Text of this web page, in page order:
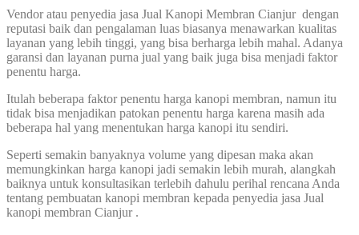
Vendor atau penyedia jasa Jual Kanopi Membran Cianjur dengan
reputasi baik dan pengalaman luas biasanya menawarkan kualitas
layanan yang lebih tinggi, yang bisa berharga lebih mahal. Adanya
garansi dan layanan purna jual yang baik juga bisa menjadi faktor
penentu harga.
Itulah beberapa faktor penentu harga kanopi membran, namun itu
tidak bisa menjadikan patokan penentu harga karena masih ada
beberapa hal yang menentukan harga kanopi itu sendiri.
Seperti semakin banyaknya volume yang dipesan maka akan
memungkinkan harga kanopi jadi semakin lebih murah, alangkah
baiknya untuk konsultasikan terlebih dahulu perihal rencana Anda
tentang pembuatan kanopi membran kepada penyedia jasa Jual
kanopi membran Cianjur .